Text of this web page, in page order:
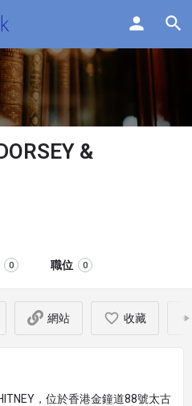
&
0 職位 0
網站 收藏
，位於香港金鐘道88號太古